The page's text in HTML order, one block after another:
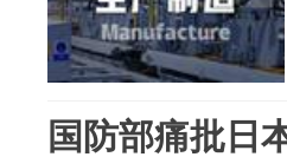
国防部痛批日